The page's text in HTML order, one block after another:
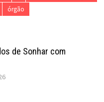
órgão
de Sonhar com